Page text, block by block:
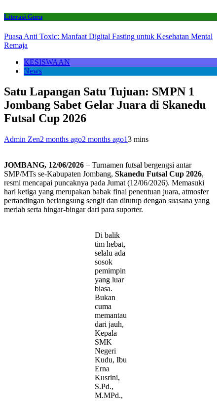
Literasi Guru
Puasa Anti Toxic: Manfaat Digital Fasting untuk Kesehatan Mental
Remaja
KESISWAAN
News
Satu Lapangan Satu Tujuan: SMPN 1
Jombang Sabet Gelar Juara di Skanedu
Futsal Cup 2026
Admin Zen2 months ago2 months ago13 mins
JOMBANG, 12/06/2026 – Turnamen futsal bergengsi antar
SMP/MTs se-Kabupaten Jombang, Skanedu Futsal Cup 2026,
resmi mencapai puncaknya pada Jumat (12/06/2026). Memasuki
hari ketiga yang merupakan babak final penentuan juara, atmosfer
pertandingan berlangsung sengit dan ditutup dengan suasana yang
meriah serta hingar-bingar dari para suporter.
Di balik
tim hebat,
selalu ada
sosok
pemimpin
yang luar
biasa.
Bukan
cuma
memantau
dari jauh,
Kepala
SMK
Negeri
Kudu, Ibu
Erna
Kusrini,
S.Pd.,
M.MPd.,